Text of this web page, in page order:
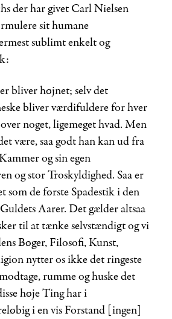
der har givet Carl Nielsen
sit humane
sublimt enkelt og
bliver højnet; selv det
bliver værdifuldere for hver
noget, ligemeget hvad. Men
være, saa godt han kan ud fra
og sin egen
og stor Troskyldighed. Saa er
som de første Spadestik i den
Aarer. Det gælder altsaa
til at tænke selvstændigt og vi
Bøger, Filosofi, Kunst,
nytter os ikke det ringeste
rumme og huske det
høje Ting har i
i en vis Forstand [ingen]